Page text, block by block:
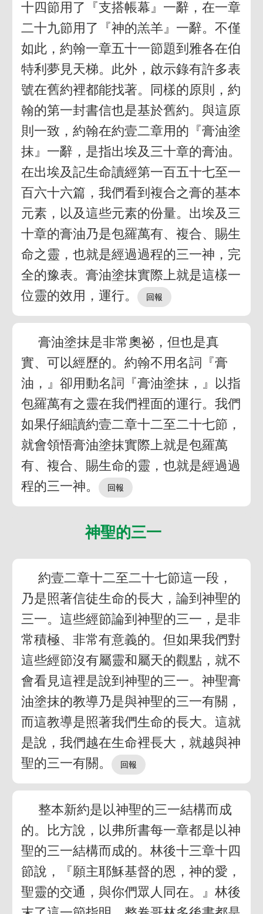
十四節用了『支搭帳幕』一辭，在一章
二十九節用了『神的羔羊』一辭。不僅
如此，約翰一章五十一節題到雅各在伯
特利夢見天梯。此外，啟示錄有許多表
號在舊約裡都能找著。同樣的原則，約
翰的第一封書信也是基於舊約。與這原
則一致，約翰在約壹二章用的『膏油塗
抹』一辭，是指出埃及三十章的膏油。
在出埃及記生命讀經第一百五十七至一
百六十六篇，我們看到複合之膏的基本
元素，以及這些元素的份量。出埃及三
十章的膏油乃是包羅萬有、複合、賜生
命之靈，也就是經過過程的三一神，完
全的豫表。膏油塗抹實際上就是這樣一
位靈的效用，運行。
膏油塗抹是非常奧祕，但也是真
實、可以經歷的。約翰不用名詞『膏
油，』卻用動名詞『膏油塗抹，』以指
包羅萬有之靈在我們裡面的運行。我們
如果仔細讀約壹二章十二至二十七節，
就會領悟膏油塗抹實際上就是包羅萬
有、複合、賜生命的靈，也就是經過過
程的三一神。
神聖的三一
約壹二章十二至二十七節這一段，
乃是照著信徒生命的長大，論到神聖的
三一。這些經節論到神聖的三一，是非
常積極、非常有意義的。但如果我們對
這些經節沒有屬靈和屬天的觀點，就不
會看見這裡是說到神聖的三一。神聖膏
油塗抹的教導乃是與神聖的三一有關，
而這教導是照著我們生命的長大。這就
是說，我們越在生命裡長大，就越與神
聖的三一有關。
整本新約是以神聖的三一結構而成
的。比方說，以弗所書每一章都是以神
聖的三一結構而成的。林後十三章十四
節說，『願主耶穌基督的恩，神的愛，
聖靈的交通，與你們眾人同在。』林後